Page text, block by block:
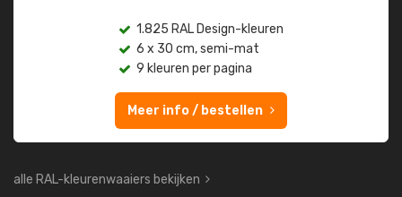
1.825 RAL Design-kleuren
6 x 30 cm, semi-mat
9 kleuren per pagina
Meer info / bestellen
alle RAL-kleurenwaaiers bekijken